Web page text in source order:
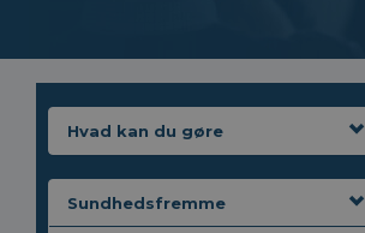
Hvad kan du gøre
Sundhedsfremme